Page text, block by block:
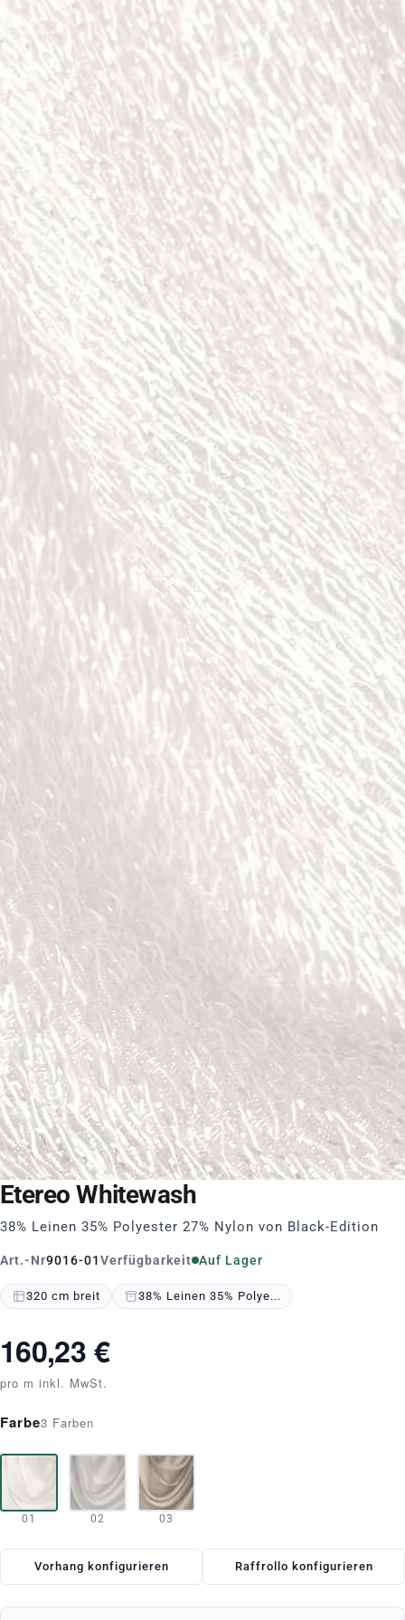
EtereoWhitewash
38% Leinen 35% Polyester 27% Nylon von Black-Edition
Art.-Nr9016-01Verfügbarkeit Auf Lager
320 cm breit 38% Leinen 35% Polye...
160,23 €
pro m inkl. MwSt.
Farbe3 Farben
01 02 03
Vorhang konfigurieren Raffrollo konfigurieren